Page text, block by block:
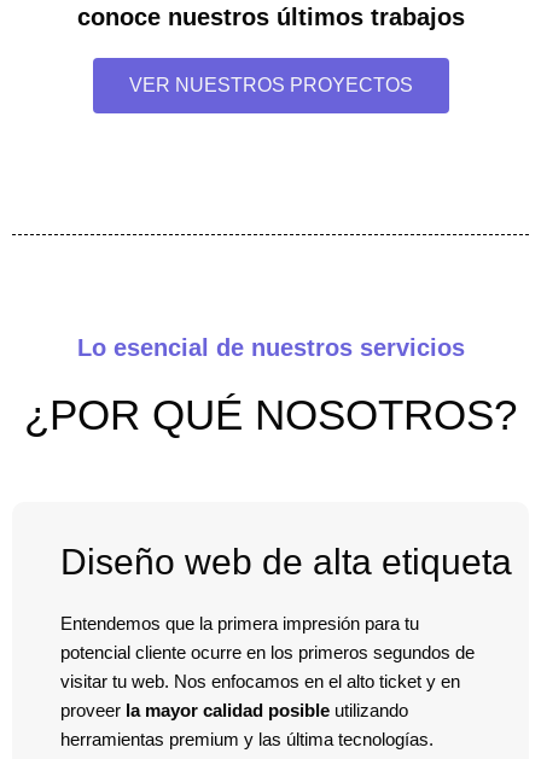
conoce nuestros últimos trabajos
VER NUESTROS PROYECTOS
Lo esencial de nuestros servicios
¿POR QUÉ NOSOTROS?
Diseño web de alta etiqueta
Entendemos que la primera impresión para tu
potencial cliente ocurre en los primeros segundos de
visitar tu web. Nos enfocamos en el alto ticket y en
proveer la mayor calidad posible utilizando
herramientas premium y las última tecnologías.